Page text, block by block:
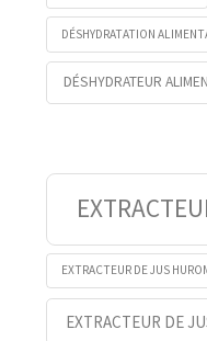
DÉSHYDRATATION
DÉSHYDRATEUR
EXTRACTEUR DE JUS
EXTRACTEUR DE